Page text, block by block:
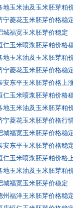
地玉米油及玉米胚芽粕
宁菱花玉米胚芽价格稳
城福宽玉米胚芽价稳定
仁玉米喷浆胚芽粕价格
地玉米油及玉米胚芽粕
宁菱花玉米胚芽价格稳
安东平玉米胚芽价格上
仁玉米喷浆胚芽粕价格
地玉米油及玉米胚芽粕
宁菱花玉米胚芽价格行
城福宽玉米胚芽价格稳
安东平玉米胚芽价格稳
仁玉米喷浆胚芽粕价格
地玉米油及玉米胚芽粕
城福宽玉米胚芽价稳定
州福洋玉米胚芽价格稳